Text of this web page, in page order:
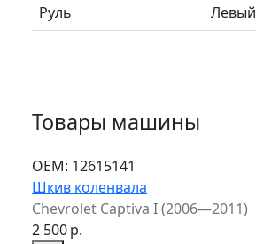
Руль
Левый
Товары машины
ОЕМ: 12615141
Шкив коленвала
Chevrolet Captiva I (2006—2011)
2 500р.